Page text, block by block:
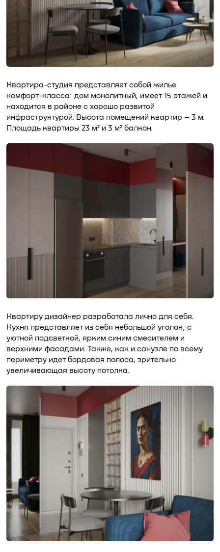
Квартира-студия представляет собой жилье
комфорт-класса: дом монолитный, имеет 15 этажей и
находится в районе с хорошо развитой
инфраструктурой. Высота помещений квартир – 3 м.
Площадь квартиры 23 м² и 3 м² балкон.
Квартиру дизайнер разработала лично для себя.
Кухня представляет из себя небольшой уголок, с
уютной подсветкой, ярким синим смесителем и
верхними фасадами. Также, как и санузле по всему
периметру идет бордовая полоса, зрительно
увеличивающая высоту потолка.